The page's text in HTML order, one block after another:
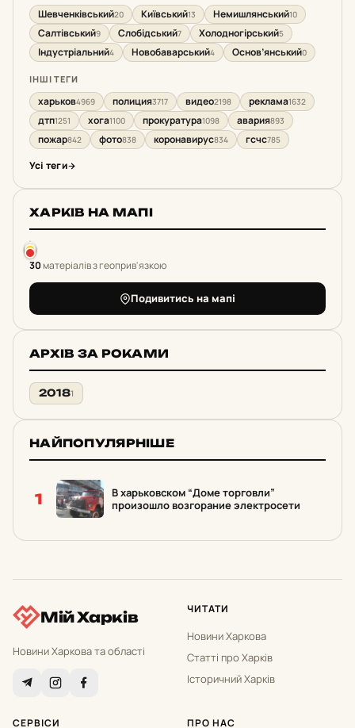
Шевченківський20 Київський13 Немишлянський10
Салтівський9 Слобідський7 Холодногірський5
Індустріальний4 Новобаварський4 Основ’янський0
ІНШІ ТЕГИ
харьков4969 полиция3717 видео2198 реклама1632
дтп1251 хога1100 прокуратура1098 авария893
пожар842 фото838 коронавирус834 гсчс785
Усі теги
ХАРКІВ НА МАПІ
30матеріалів з геоприв'язкою
Подивитись на мапі
АРХІВ ЗА РОКАМИ
20181
НАЙПОПУЛЯРНІШЕ
1
В харьковском “Доме торговли”
произошло возгорание электросети
Мій Харків
Новини Харкова та області
ЧИТАТИ
Новини Харкова
Статті про Харків
Історичний Харків
СЕРВІСИ ПРО НАС